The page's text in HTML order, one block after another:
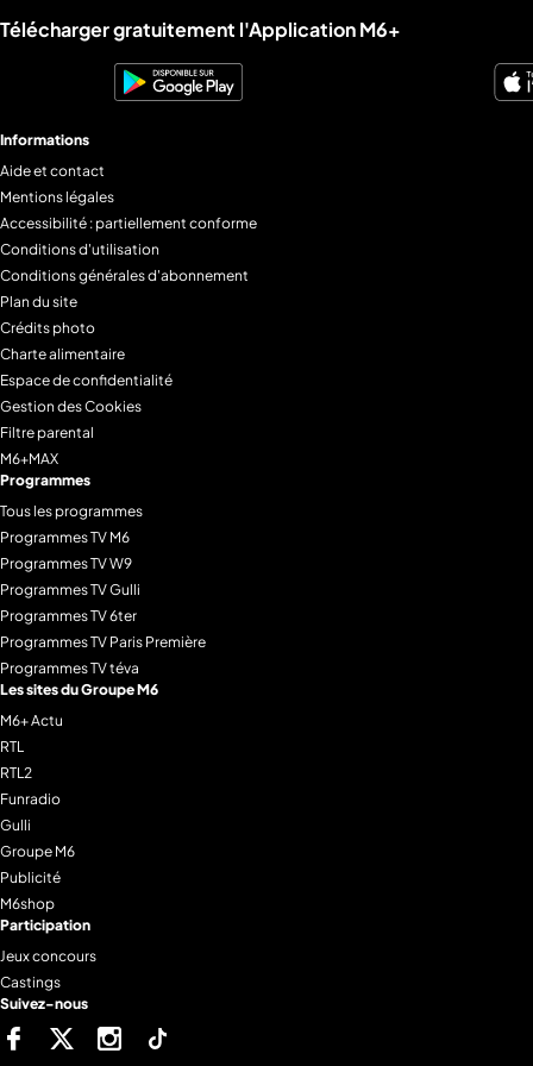
Liens utiles M6+.
Télécharger gratuitement l'Application M6+
Informations
Aide et contact
Mentions légales
Accessibilité : partiellement conforme
Conditions d'utilisation
Conditions générales d'abonnement
Plan du site
Crédits photo
Charte alimentaire
Espace de confidentialité
Gestion des Cookies
Filtre parental
M6+MAX
Programmes
Tous les programmes
Programmes TV M6
Programmes TV W9
Programmes TV Gulli
Programmes TV 6ter
Programmes TV Paris Première
Programmes TV téva
Les sites du Groupe M6
M6+ Actu
RTL
RTL2
Funradio
Gulli
Groupe M6
Publicité
M6shop
Participation
Jeux concours
Castings
Suivez-nous
FacebookTwitter Instagram